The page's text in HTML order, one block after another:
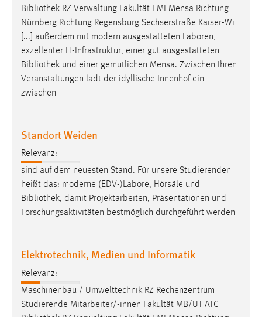
Bibliothek RZ Verwaltung Fakultät EMI Mensa Richtung
Nürnberg Richtung Regensburg Sechserstraße Kaiser-Wi
[...] außerdem mit modern ausgestatteten Laboren,
exzellenter IT-Infrastruktur, einer gut ausgestatteten
Bibliothek und einer gemütlichen Mensa. Zwischen Ihren
Veranstaltungen lädt der idyllische Innenhof ein
zwischen
Standort Weiden
Relevanz:
sind auf dem neuesten Stand. Für unsere Studierenden
heißt das: moderne (EDV-)Labore, Hörsäle und
Bibliothek, damit Projektarbeiten, Präsentationen und
Forschungsaktivitäten bestmöglich durchgeführt werden
Elektrotechnik, Medien und Informatik
Relevanz:
Maschinenbau / Umwelttechnik RZ Rechenzentrum
Studierende Mitarbeiter/-innen Fakultät MB/UT ATC
Name:
_pk_ref, _pk_cvar, _pk_id, _pk_ses
Zweck:
Zugriffsstatistik
Cookie Laufzeit:
Max. 13 Monate
MARKETING
Marketing Cookies werden von Drittanbietern
verwendet, um personalisierte Werbung anzuzeigen.
Sie tun dies, indem sie Besucher über Websites
hinweg verfolgen.
_gcl_au
Google Ireland Limited